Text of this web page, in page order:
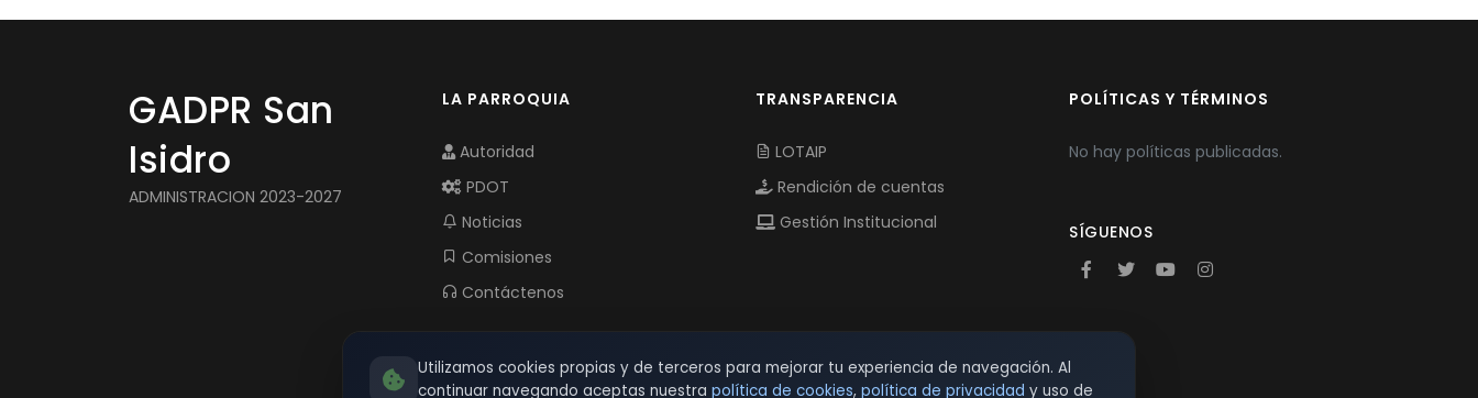
GADPR San
Isidro
ADMINISTRACION 2023-2027
LA PARROQUIA
Autoridad
PDOT
Noticias
Comisiones
Contáctenos
TRANSPARENCIA
LOTAIP
Rendición de cuentas
Gestión Institucional
POLÍTICAS Y TÉRMINOS
No hay políticas publicadas.
SÍGUENOS
Utilizamos cookies propias y de terceros para mejorar tu experiencia de navegación. Al
continuar navegando aceptas nuestra política de cookies, política de privacidad y uso de